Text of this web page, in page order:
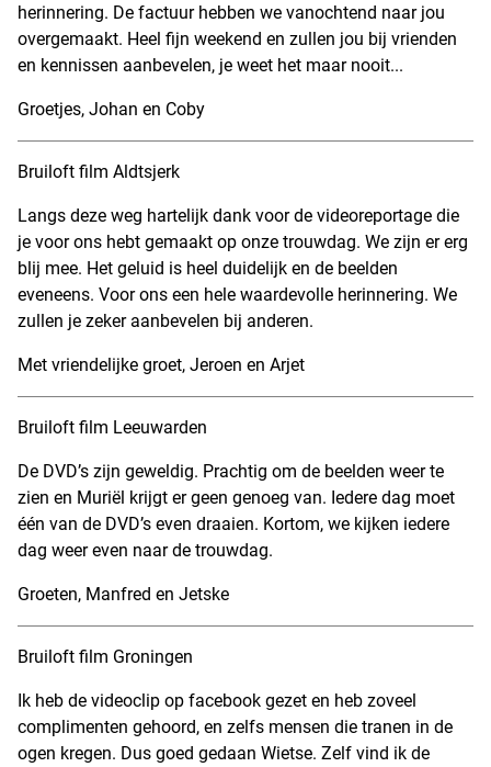
herinnering. De factuur hebben we vanochtend naar jou
overgemaakt. Heel fijn weekend en zullen jou bij vrienden
en kennissen aanbevelen, je weet het maar nooit...
Groetjes, Johan en Coby
Bruiloft film Aldtsjerk
Langs deze weg hartelijk dank voor de videoreportage die
je voor ons hebt gemaakt op onze trouwdag. We zijn er erg
blij mee. Het geluid is heel duidelijk en de beelden
eveneens. Voor ons een hele waardevolle herinnering. We
zullen je zeker aanbevelen bij anderen.
Met vriendelijke groet, Jeroen en Arjet
Bruiloft film Leeuwarden
De DVD’s zijn geweldig. Prachtig om de beelden weer te
zien en Muriël krijgt er geen genoeg van. Iedere dag moet
één van de DVD’s even draaien. Kortom, we kijken iedere
dag weer even naar de trouwdag.
Groeten, Manfred en Jetske
Bruiloft film Groningen
Ik heb de videoclip op facebook gezet en heb zoveel
complimenten gehoord, en zelfs mensen die tranen in de
ogen kregen. Dus goed gedaan Wietse. Zelf vind ik de